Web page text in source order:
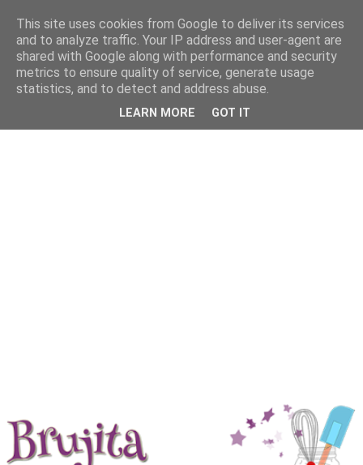
This site uses cookies from Google to deliver its services
and to analyze traffic. Your IP address and user-agent are
shared with Google along with performance and security
metrics to ensure quality of service, generate usage
statistics, and to detect and address abuse.
LEARN MORE GOT IT